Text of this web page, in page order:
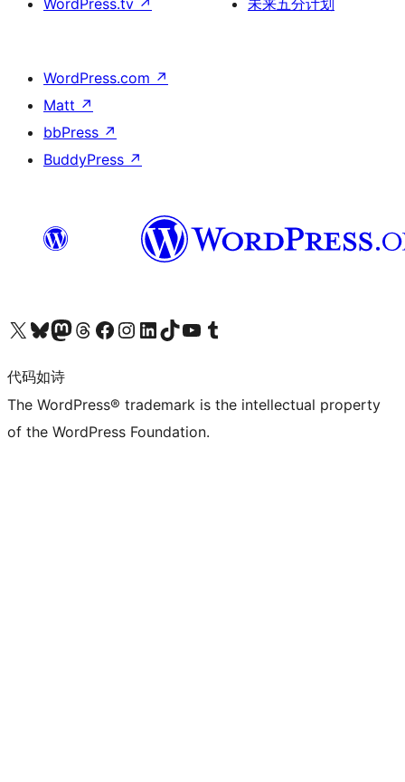
WordPress.tv ↗ 未来五分计划
WordPress.com ↗
Matt ↗
bbPress ↗
BuddyPress ↗
关注我们的 X（原 Twitter）账号访问我们的 Bluesky 账号关注我们的 Mastodon 账号访问我们的 Threads 账号 访问我们的 Facebook 公共主页关注我们的 Instagram 账号 关注我们的 LinkedIn 主页访问我们的 TikTok 账号访问我们的 YouTube 频道 访问我们的 Tumblr 账号
代码如诗
The WordPress® trademark is the intellectual property
of the WordPress Foundation.